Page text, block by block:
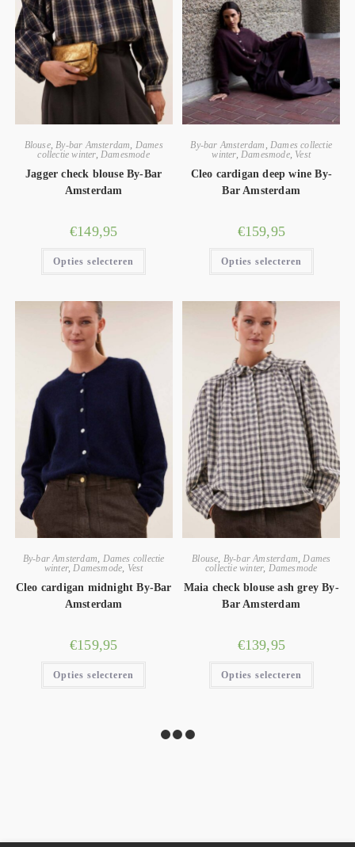
Blouse,By-bar Amsterdam, Dames
collectie winter,Damesmode
Jagger check blouse By-Bar
Amsterdam
€149,95
Opties selecteren
By-bar Amsterdam ,Dames collectie
winter,Damesmode, Vest
Cleo cardigan deep wine By-
Bar Amsterdam
€159,95
Opties selecteren
By-bar Amsterdam
Dames collectie
winter, Damesmode Vest
Cleo cardigan midnight By-Bar
Amsterdam
€159,95
Opties selecteren
Blouse By-bar Amsterdam Dames
collectie winter, Damesmode
Maia check blouse ash grey By-
Bar Amsterdam
€139,95
Opties selecteren